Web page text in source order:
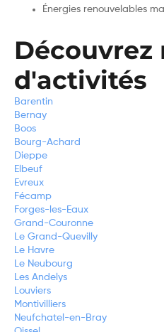
Énergies renouvelables
Découvrez
d'activités
Barentin
Bernay
Boos
Bourg-Achard
Dieppe
Elbeuf
Evreux
Fécamp
Forges-les-Eaux
Grand-Couronne
Le Grand-Quevilly
Le Havre
Le Neubourg
Les Andelys
Louviers
Montivilliers
Neufchatel-en-Bray